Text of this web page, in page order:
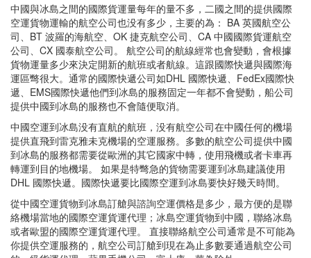
中國與冰島之間的國際貨運量每年的量不多，二國之間的提供國際
空運貨物運輸的航空公司也没有多少，主要的為： BA 英國航空公
司、BT 波羅的海航空、OK 捷克航空公司、CA 中國國際貨運航空
公司、CX 國泰航空公司。 航空公司的航線經常也會變動，會根據
貨物運量多少來決定開新的航班或者航線。這跟國際快遞與國際海
運區彆很大。通常的國際快遞公司如DHL 國際快遞、FedEx國際快
遞、EMS國際快遞他們到冰島的服務固定一年都不會變動，船公司
提供中國到冰島的服務也不會隨便取消。
中國空運到冰島没有直航的航班，没有航空公司在中國任何的機場
提供直飛到雷克雅未克機場的空運服務。多數的航空公司提供中國
到冰島的服務都需要從歐洲的其它國家中轉，使用飛機或者卡車再
轉運到目的地機場。 如果是特彆急的貨物需要運到冰島建議使用
DHL 國際快遞。國際快遞要比國際空運到冰島要快好幾天時間。
從中國空運貨物到冰島訂艙與諮詢空運價格是多少，最方便的是聯
絡機場當地的國際空運貨運代理；冰島空運貨物到中國，聯絡冰島
或者歐盟的國際空運貨運代理。 直接聯絡航空公司通常是不可能為
你提供空運服務的，航空公司訂艙到現在為止多數要通過航空公司